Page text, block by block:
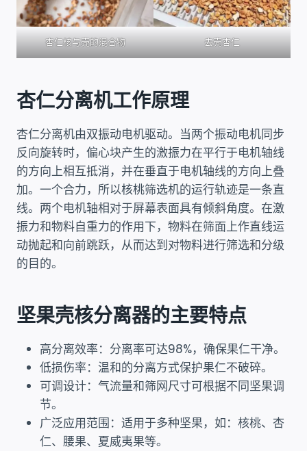
杏仁核与壳的混合物 去壳杏仁
杏仁分离机工作原理
杏仁分离机由双振动电机驱动。当两个振动电机同步
反向旋转时，偏心块产生的激振力在平行于电机轴线
的方向上相互抵消，并在垂直于电机轴线的方向上叠
加。一个合力，所以核桃筛选机的运行轨迹是一条直
线。两个电机轴相对于屏幕表面具有倾斜角度。在激
振力和物料自重力的作用下，物料在筛面上作直线运
动抛起和向前跳跃，从而达到对物料进行筛选和分级
的目的。
坚果壳核分离器的主要特点
高分离效率：分离率可达98%，确保果仁干净。
低损伤率：温和的分离方式保护果仁不破碎。
可调设计：气流量和筛网尺寸可根据不同坚果调
节。
广泛应用范围：适用于多种坚果，如：核桃、杏
仁、腰果、夏威夷果等。